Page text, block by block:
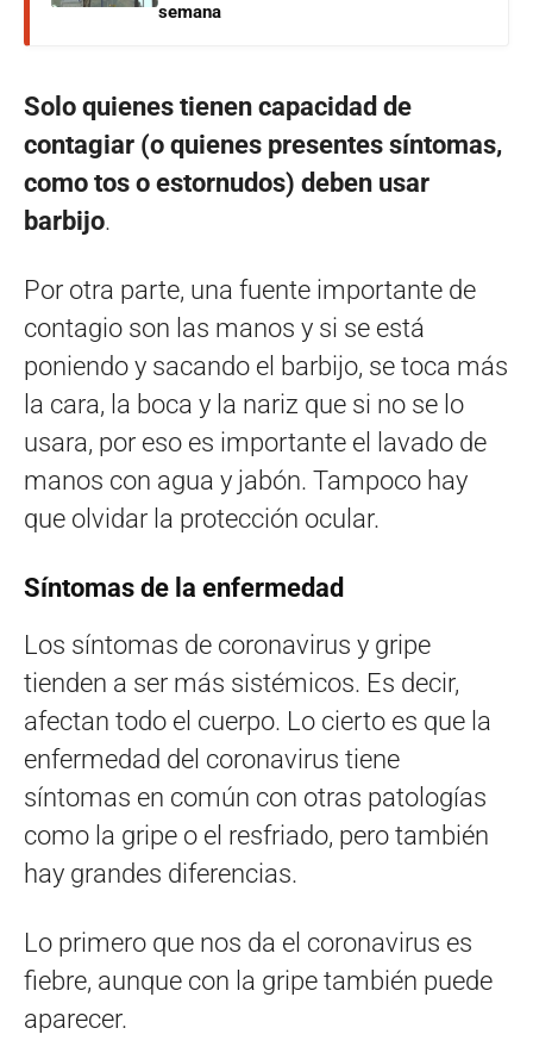
semana
Solo quienes tienen capacidad de
contagiar (o quienes presentes síntomas,
como tos o estornudos) deben usar
barbijo.
Por otra parte, una fuente importante de
contagio son las manos y si se está
poniendo y sacando el barbijo, se toca más
la cara, la boca y la nariz que si no se lo
usara, por eso es importante el lavado de
manos con agua y jabón. Tampoco hay
que olvidar la protección ocular.
Síntomas de la enfermedad
Los síntomas de coronavirus y gripe
tienden a ser más sistémicos. Es decir,
afectan todo el cuerpo. Lo cierto es que la
enfermedad del coronavirus tiene
síntomas en común con otras patologías
como la gripe o el resfriado, pero también
hay grandes diferencias.
Lo primero que nos da el coronavirus es
fiebre, aunque con la gripe también puede
aparecer.